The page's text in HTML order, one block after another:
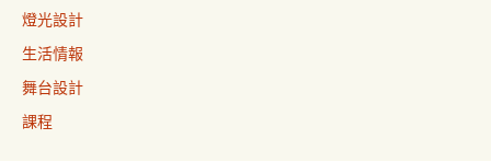
燈光設計
生活情報
舞台設計
課程